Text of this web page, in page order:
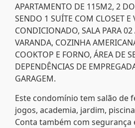
APARTAMENTO DE 115M2, 2
SENDO 1 SUÍTE COM CLOSET E
CONDICIONADO, SALA PARA 02
VARANDA, COZINHA
COOKTOP E FORNO, ÁREA DE
DEPENDÊNCIAS DE
GARAGEM.
Este condomínio tem salão de
jogos, academia, jardim,
Conta também com segurança